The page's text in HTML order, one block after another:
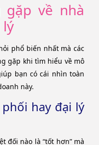
gặp về nhà
phổ biến nhất mà các
gặp khi tìm hiểu về mô
bạn có cái nhìn toàn
này.
hay đại lý
đối nào là “tốt hơn” mà